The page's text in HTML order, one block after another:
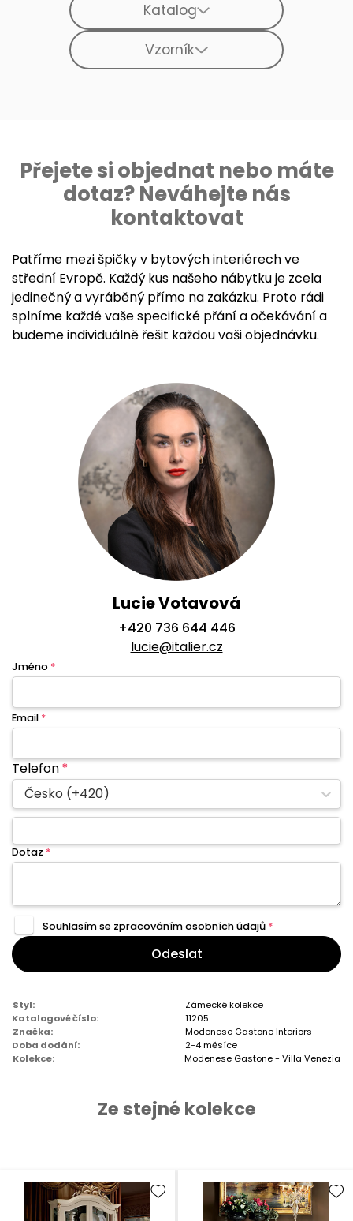
Katalog
Vzorník
Přejete si objednat nebo máte
dotaz? Neváhejte nás
kontaktovat
Patříme mezi špičky v bytových interiérech ve
střední Evropě. Každý kus našeho nábytku je zcela
jedinečný a vyráběný přímo na zakázku. Proto rádi
splníme každé vaše specifické přání a očekávání a
budeme individuálně řešit každou vaši objednávku.
Lucie Votavová
+420 736 644 446
lucie@italier.cz
Jméno *
Email *
Telefon*
Česko (+420)
Dotaz *
Souhlasím se zpracovánímosobních údajů *
Odeslat
Styl:
Zámecké kolekce
Katalogové číslo:
11205
Značka:
Modenese Gastone Interiors
Doba dodání:
2-4 měsíce
Kolekce:
Modenese Gastone - Villa Venezia
Ze stejné kolekce